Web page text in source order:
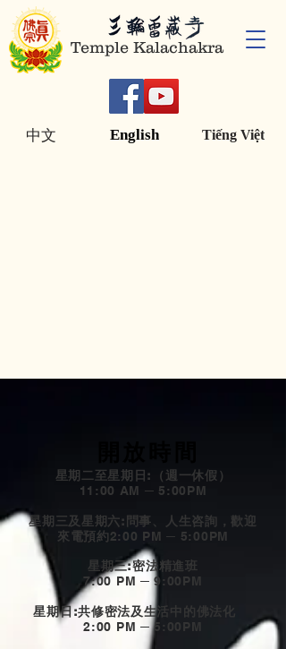
Temple Kalachakra
English Tiếng Việt
中文
星期二至星期日:（週一休假）
11:00 AM ─ 5:00PM
星期三及星期六:問事、人生咨詢，歡迎
來電預約2:00 PM ─ 5:00PM
星期三:密法精進班
7:00 PM ─ 9:00PM
星期日:共修密法及生活中的佛法化
2:00 PM ─ 5:00PM